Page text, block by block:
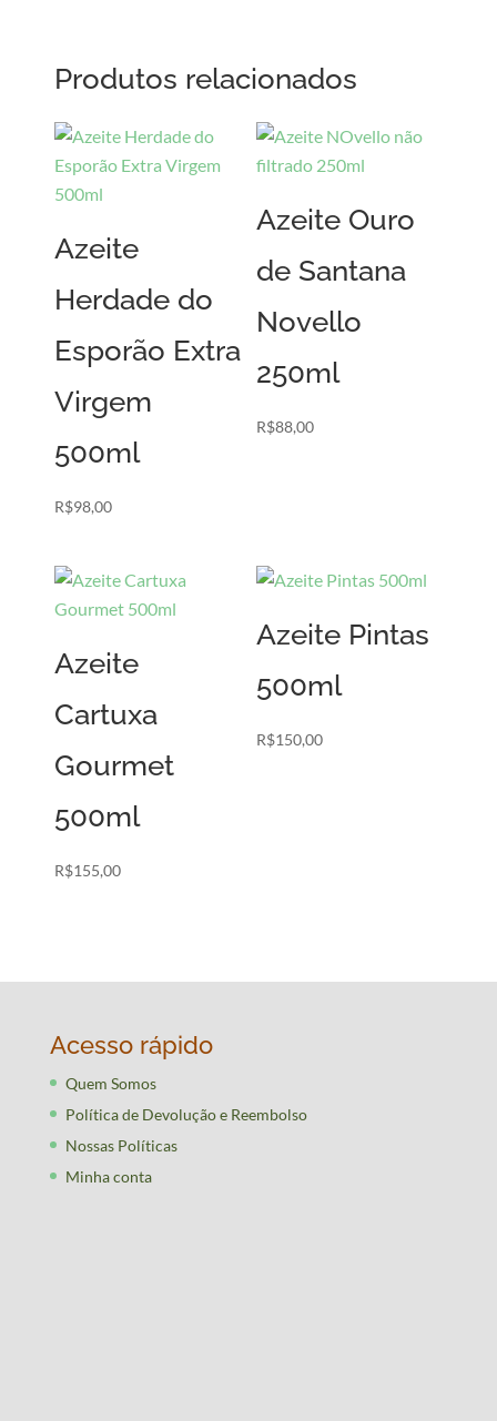
Produtos relacionados
Azeite
Herdade do
Esporão Extra
Virgem
500ml
R$98,00
Azeite Ouro
de Santana
Novello
250ml
R$88,00
Azeite
Cartuxa
Gourmet
500ml
R$155,00
Azeite Pintas
500ml
R$150,00
Acesso rápido
Quem Somos
Política de Devolução e Reembolso
Nossas Políticas
Minha conta